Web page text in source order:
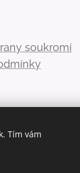
soukromí
Tím vám